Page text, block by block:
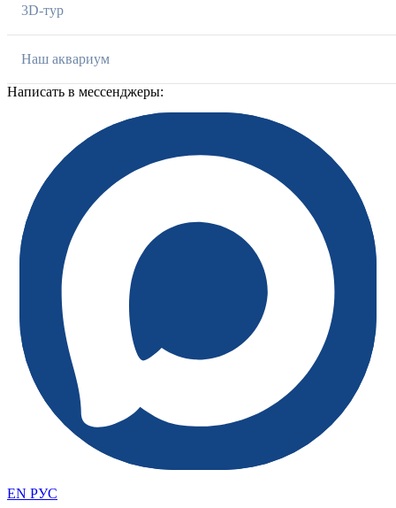
3D-тур
Наш аквариум
Написать в мессенджеры:
EN РУС